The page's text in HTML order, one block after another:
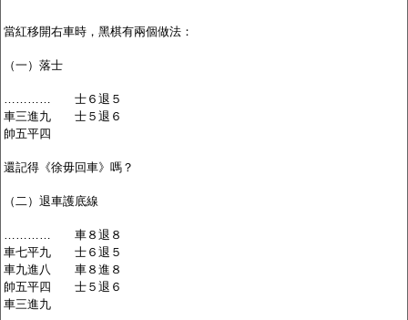
當紅移開右車時，黑棋有兩個做法：
（一）落士
………… 士６退５
車三進九 士５退６
帥五平四
還記得《徐毋回車》嗎？
（二）退車護底線
………… 車８退８
車七平九 士６退５
車九進八 車８進８
帥五平四 士５退６
車三進九